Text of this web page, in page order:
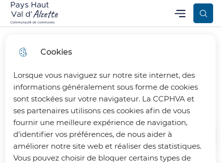
Cookies
Lorsque vous naviguez sur notre site internet, des
informations généralement sous forme de cookies
sont stockées sur votre navigateur. La CCPHVA et
ses partenaires utilisons ces cookies afin de vous
fournir une meilleure expérience de navigation,
d’identifier vos préférences, de nous aider à
améliorer notre site web et réaliser des statistiques.
Vous pouvez choisir de bloquer certains types de
Aller
au
menu
principal
Consulter
le plan
du site
Communauté de Communes Pays Haut Val d’Alzette
Menu principal
Menu
Jeter c'est dépassé
Accueil